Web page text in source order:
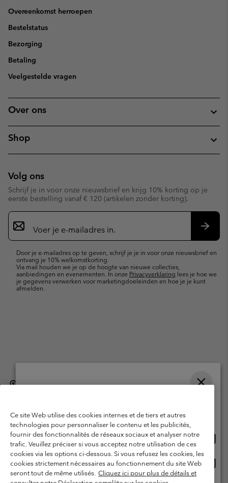
Overeenkomst herroepen
Bestelstatus
Bezorging
Betaling
Veelgestelde vragen
Over ons
Shop
Volg ons
Schrijf je in voor onze nieuwsbrief en krijg 10% korting op je
eerste bestelling vanaf € 120 (artikelen zonder korting).
Aanmelden
voor
e-
Door je e-mailadres op te geven, schrijf je je in voor onze nieuwsbrief en
ontvang je 10% welkomstkorting.
Via mail houden we je op de hoogte van nieuwe collecties,
aanbiedingen en evenementen. In onze Privacyverklaring lees je hoe we
je gegevens verwerken voor marketingdoeleinden en hoe je je kunt
afmelden.
België (Nederlands) | English ›| français ›
Gebruiksvoorwaarden
Verkoopvoorwaarden
Garantie
Privacybeleid
Gebruiksvoorwaarden voor lidmaatschap
Voorwaarden voor door gebruikers gegenereerde inhoud
Impressum
Cookies
Ce site Web utilise des cookies internes et de tiers et autres
technologies pour personnaliser le contenu et les publicités,
fournir des fonctionnalités de réseaux sociaux et analyser notre
trafic. Veuillez préciser si vous acceptez notre utilisation de ces
cookies via les options ci-dessous. Si vous refusez les cookies, les
cookies strictement nécessaires au fonctionnement du site Web
seront tout de même utilisés. Cliquez ici pour plus de détails et
Online shoppen beschikbaar
United States
Belgium-English